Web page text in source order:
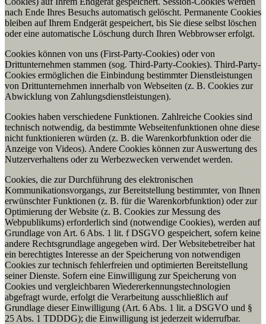
nach Ende Ihres Besuchs automatisch gelöscht. Permanente Cookies
bleiben auf Ihrem Endgerät gespeichert, bis Sie diese selbst löschen
oder eine automatische Löschung durch Ihren Webbrowser erfolgt.
Cookies können von uns (First-Party-Cookies) oder von
Drittunternehmen stammen (sog. Third-Party-Cookies). Third-Party-
Cookies ermöglichen die Einbindung bestimmter Dienstleistungen
von Drittunternehmen innerhalb von Webseiten (z. B. Cookies zur
Abwicklung von Zahlungsdienstleistungen).
Cookies haben verschiedene Funktionen. Zahlreiche Cookies sind
technisch notwendig, da bestimmte Webseitenfunktionen ohne diese
nicht funktionieren würden (z. B. die Warenkorbfunktion oder die
Anzeige von Videos). Andere Cookies können zur Auswertung des
Nutzerverhaltens oder zu Werbezwecken verwendet werden.
Cookies, die zur Durchführung des elektronischen
Kommunikationsvorgangs, zur Bereitstellung bestimmter, von Ihnen
erwünschter Funktionen (z. B. für die Warenkorbfunktion) oder zur
Optimierung der Website (z. B. Cookies zur Messung des
Webpublikums) erforderlich sind (notwendige Cookies), werden auf
Grundlage von Art. 6 Abs. 1 lit. f DSGVO gespeichert, sofern keine
andere Rechtsgrundlage angegeben wird. Der Websitebetreiber hat
ein berechtigtes Interesse an der Speicherung von notwendigen
Cookies zur technisch fehlerfreien und optimierten Bereitstellung
seiner Dienste. Sofern eine Einwilligung zur Speicherung von
Cookies und vergleichbaren Wiedererkennungstechnologien
abgefragt wurde, erfolgt die Verarbeitung ausschließlich auf
Grundlage dieser Einwilligung (Art. 6 Abs. 1 lit. a DSGVO und §
25 Abs. 1 TDDDG); die Einwilligung ist jederzeit widerrufbar.